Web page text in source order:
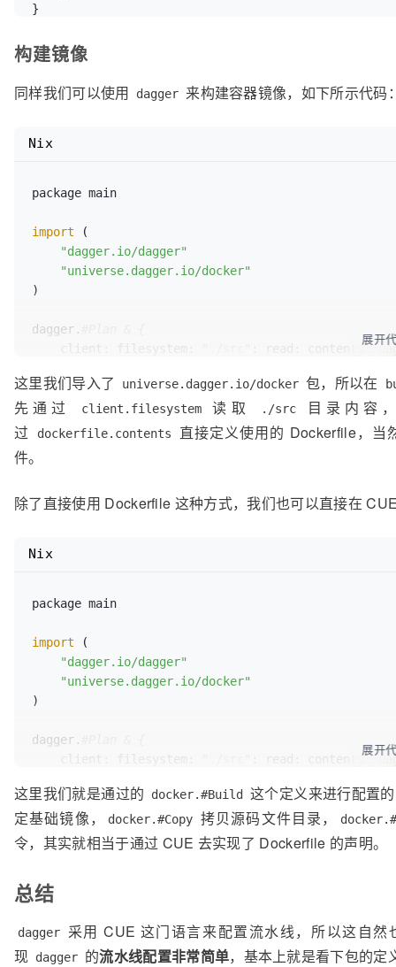
}
构建镜像
同样我们可以使用 dagger 来构建容器镜像，如下所示代码
package main
import (
"dagger.io/dagger"
"universe.dagger.io/docker"
)
dagger.
client:
filesystem: contents:
actions: build: docker.#Dockerfile & {
// 构建上下文
source: client.filesystem."./src"
            FROM python:
3.9
    }
Nix
展开
这里我们导入了 universe.dagger.io/docker 包，所以在
先通过 client.filesystem 读取 ./src
目录内容
过
dockerfile.contents
直接定义使用的 Dockerfile，当
件。
除了直接使用 Dockerfile 这种方式，我们也可以直接在
package main
import (
"dagger.io/dagger"
"universe.dagger.io/docker"
)
dagger.
client:
filesystem: contents:
actions: build: docker.#Build & {
steps: [
            docker.
#Pull & {
dest:
"/app"
            },
Nix
展开
这里我们就是通过的 docker.#Build
这个定义来进行配置
定基础镜像，
docker.#Copy 拷贝源码文件目录，
令，其实就相当于通过 CUE 去实现了 Dockerfile 的声明。
总结
dagger
采用 CUE 这门语言来配置流水线，所以这自
现 dagger 的流水线配置非常简单，基本上就是看下包的定